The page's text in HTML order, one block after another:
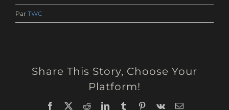
Par TWC
Share This Story, Choose Your
Platform!
Facebook
X RedditLinkedInTumblrPinterest
Vk Email